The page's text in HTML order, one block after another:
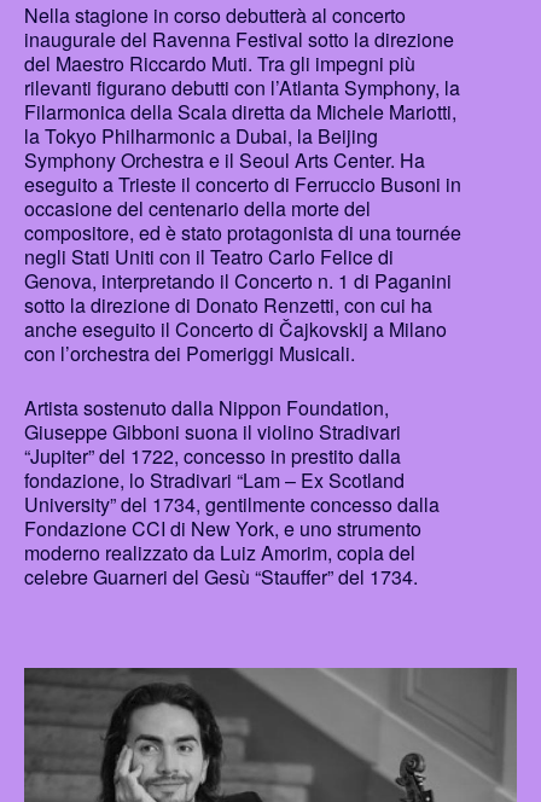
Nella stagione in corso debutterà al concerto
inaugurale del Ravenna Festival sotto la direzione
del Maestro Riccardo Muti. Tra gli impegni più
rilevanti figurano debutti con l’Atlanta Symphony, la
Filarmonica della Scala diretta da Michele Mariotti,
la Tokyo Philharmonic a Dubai, la Beijing
Symphony Orchestra e il Seoul Arts Center. Ha
eseguito a Trieste il concerto di Ferruccio Busoni in
occasione del centenario della morte del
compositore, ed è stato protagonista di una tournée
negli Stati Uniti con il Teatro Carlo Felice di
Genova, interpretando il Concerto n. 1 di Paganini
sotto la direzione di Donato Renzetti, con cui ha
anche eseguito il Concerto di Čajkovskij a Milano
con l’orchestra dei Pomeriggi Musicali.
Artista sostenuto dalla Nippon Foundation,
Giuseppe Gibboni suona il violino Stradivari
“Jupiter” del 1722, concesso in prestito dalla
fondazione, lo Stradivari “Lam – Ex Scotland
University” del 1734, gentilmente concesso dalla
Fondazione CCI di New York, e uno strumento
moderno realizzato da Luiz Amorim, copia del
celebre Guarneri del Gesù “Stauffer” del 1734.